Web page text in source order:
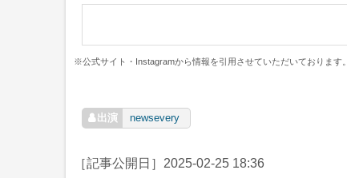
※公式サイト・Instagramから情報を引用させていただいております。
newsevery
［記事公開日］ 2025-02-25 18:36